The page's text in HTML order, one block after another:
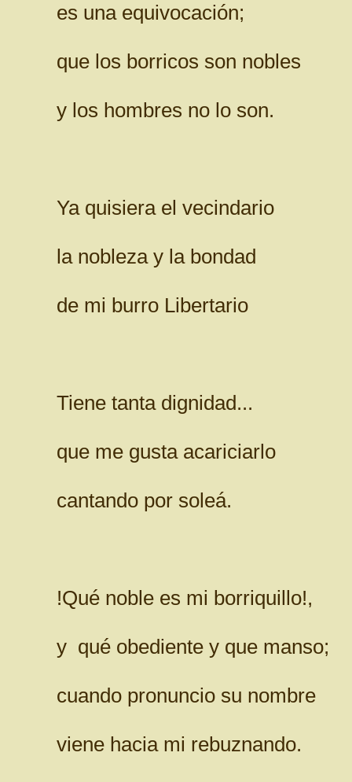
es una equivocación;
que los borricos son nobles
y los hombres no lo son.
Ya quisiera el vecindario
la nobleza y la bondad
de mi burro Libertario
Tiene tanta dignidad...
que me gusta acariciarlo
cantando por soleá.
!Qué noble es mi borriquillo!,
y qué obediente y que manso;
cuando pronuncio su nombre
viene hacia mi rebuznando.